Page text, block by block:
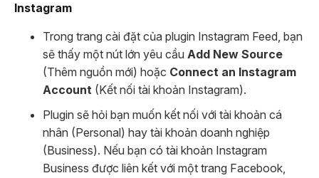
Instagram
Trong trang cài đặt của plugin Instagram Feed, bạn
sẽ thấy một nút lớn yêu cầu Add New Source
(Thêm nguồn mới) hoặc Connect an Instagram
Account (Kết nối tài khoản Instagram).
Plugin sẽ hỏi bạn muốn kết nối với tài khoản cá
nhân (Personal) hay tài khoản doanh nghiệp
(Business). Nếu bạn có tài khoản Instagram
Business được liên kết với một trang Facebook,